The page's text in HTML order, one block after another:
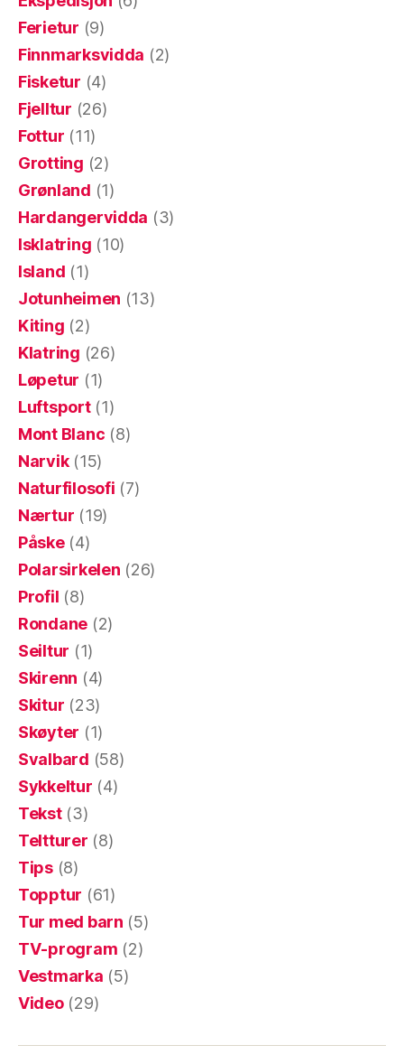
Ferietur (9)
Finnmarksvidda (2)
Fisketur (4)
Fjelltur (26)
Fottur (11)
Grotting (2)
Grønland (1)
Hardangervidda (3)
Isklatring (10)
Island (1)
Jotunheimen (13)
Kiting (2)
Klatring (26)
Løpetur (1)
Luftsport(1)
Mont Blanc (8)
Narvik(15)
Naturfilosofi (7)
Nærtur (19)
Påske(4)
Polarsirkelen (26)
Profil (8)
Rondane (2)
Seiltur (1)
Skirenn (4)
Skitur (23)
Skøyter (1)
Svalbard (58)
Sykkeltur (4)
Tekst(3)
Teltturer (8)
Tips(8)
Topptur (61)
Tur med barn (5)
TV-program (2)
Vestmarka (5)
Video(29)